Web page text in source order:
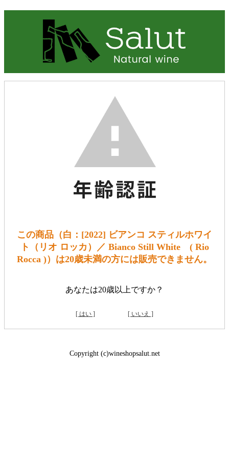
この商品（白：[2022] ビアンコ スティルホワイ
ト（リオ ロッカ）／ Bianco Still White ( Rio
Rocca )）は20歳未満の方には販売できません。
あなたは20歳以上ですか？
[ はい ] [ いいえ ]
Copyright (c)wineshopsalut.net